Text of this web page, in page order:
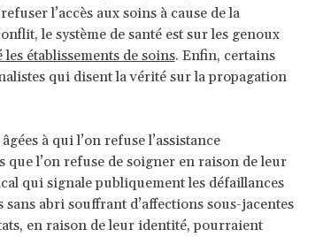
l’accès aux soins à cause de la
le système de santé est sur les genoux
établissements de soins. Enfin, certains
qui disent la vérité sur la propagation
à qui l’on refuse l’assistance
l’on refuse de soigner en raison de leur
qui signale publiquement les défaillances
sans abri souffrant d’affections sous-jacentes
en raison de leur identité, pourraient